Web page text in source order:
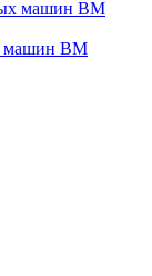
машин ВМ